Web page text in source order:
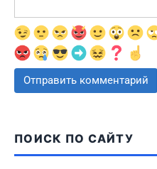
ПОИСК ПО САЙТУ